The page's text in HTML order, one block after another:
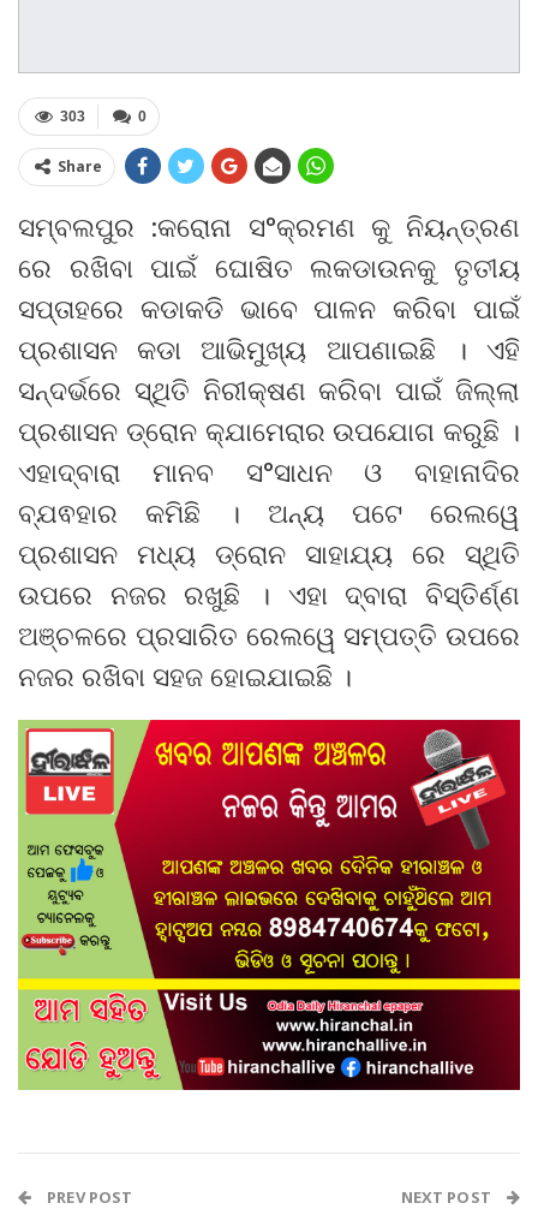
0
303
Share
ସମ୍ବଲପୁର :କରୋନା ସ°କ୍ରମଣ କୁ ନିୟନ୍ତ୍ରଣ
ରେ ରଖିବା ପାଇଁ ଘୋଷିତ ଲକଡାଉନକୁ ତୃତୀୟ
ସପ୍ତାହରେ କଡାକଡି ଭାବେ ପାଳନ କରିବା ପାଇଁ
ପ୍ରଶାସନ କଡା ଆଭିମୁଖ୍ୟ ଆପଣାଇଛି । ଏହି
ସନ୍ଦର୍ଭରେ ସ୍ଥିତି ନିରୀକ୍ଷଣ କରିବା ପାଇଁ ଜିଲ୍ଲା
ପ୍ରଶାସନ ଡ୍ରୋନ କ୍ଯାମେରାର ଉପଯୋଗ କରୁଛି ।
ଏହାଦ୍ବାରା ମାନବ ସ°ସାଧନ ଓ ବାହାନାଦିର
ବ୍ଯଵହାର କମିଛି । ଅନ୍ୟ ପଟେ ରେଲୱେ
ପ୍ରଶାସନ ମଧ୍ୟ ଡ୍ରୋନ ସାହାଯ୍ୟ ରେ ସ୍ଥିତି
ଉପରେ ନଜର ରଖୁଛି । ଏହା ଦ୍ବାରା ବିସ୍ତିର୍ଣ୍ଣ
ଅଞ୍ଚଳରେ ପ୍ରସାରିତ ରେଲୱେ ସମ୍ପତ୍ତି ଉପରେ
ନଜର ରଖିବା ସହଜ ହୋଇଯାଇଛି ।
PREV POST NEXT POST